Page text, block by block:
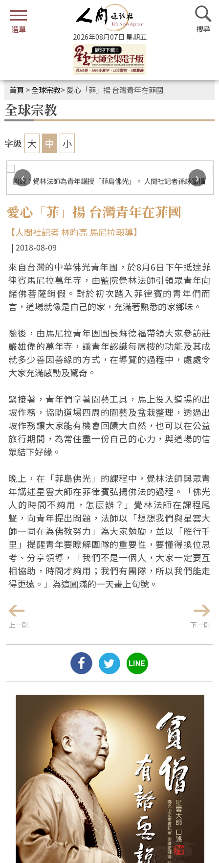
2026年08月07日 星期五
首頁 >全球宗教>愛心「菲」揚 台灣青年在菲國
全球宗教
字級 大 中 小
圖說：覺林法師為青年講授「菲島佛光」。 人間社記者孫詠富攝
‹
›
愛心「菲」揚 台灣青年在菲國
【人間社記者 林昀亮 馬尼拉報導】
2018-08-09
來自台灣的中華佛光青年團，於8月6日下午抵達菲
律賓馬尼拉萬年寺，由監院覺林法師引領眾青年向
諸佛菩薩銷假。對於初次踏入菲律賓的青年們而
言，道場就像是自己的家，充滿著熟悉的家鄉味。
隨後，由馬尼拉青年團團長蘇德福帶領大家參訪莊
嚴雄偉的萬年寺，讓青年認識每層樓的功能及其成
就多少善因善緣的方式，在導覽的過程中，處處令
大家充滿感動及驚奇。
緊接著，青年們拿著園藝工具，馬上投入道場的出
坡作務，協助道場四周的園藝及盆栽整理，透過出
坡作務讓大家能有機會回饋大自然，也可以在公益
旅行期間，為常住盡一份自己的心力，與道場的信
眾結下好緣。
晚上，在「菲島佛光」的課程中，覺林法師與眾青
年講述星雲大師在菲律賓弘揚佛法的過程。「佛光
人的時間不夠用，怎麼辦？」覺林法師在課程尾
聲，向青年提出問題，法師以「想想我們與星雲大
師一同在為佛教努力」為大家勉勵，並以「雁行千
里」提醒青年要瞭解團隊的重要性，要懂得換位思
考、分享領導，「我們不是一個人，大家一定要互
相協助，時間才夠用；我們有團隊，所以我們能走
得更遠。」為這圓滿的一天畫上句號。
上一則 下一則